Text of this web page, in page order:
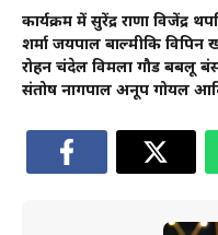
कार्यक्रम में सुरेंद्र राणा
शर्मा जयपाल बाल्मीकि विपिन
रोहन चंदेल विमला गौड बबलू
संतोष नागपाल अनूप गोयल आदि